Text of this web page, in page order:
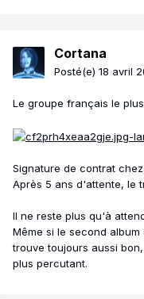
Cortana
Posté(e) 18 avril
Le groupe français le
Signature de contrat
Après 5 ans d'attente, le
Il ne reste plus qu'à
Même si le second
trouve toujours aussi
plus percutant.